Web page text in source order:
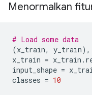
Menormalkan
# Load some data
(x_train, y_train),
x_train = x_train .
input_shape =
classes = 10